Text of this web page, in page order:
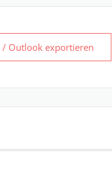
/ Outlook exportieren